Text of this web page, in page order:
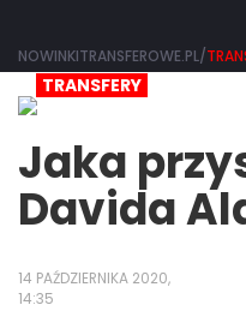
NOWINKITRANSFEROWE.PL/
TRANSFERY
Jaka
Davida
14 PAŹDZIERNIKA 2020,
14:35